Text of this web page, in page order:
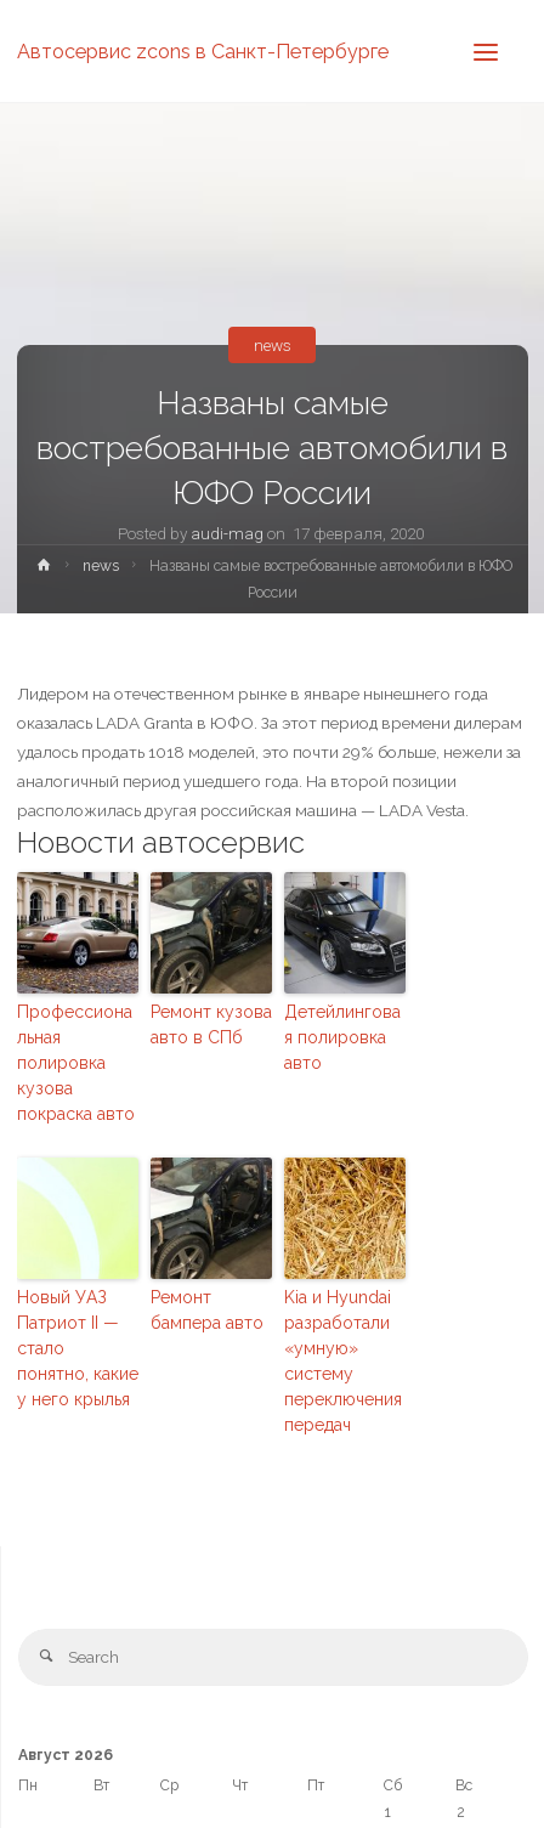
Автосервис zcons в Санкт-Петербурге
Названы самые
востребованные автомобили в
ЮФО России
Posted by audi-mag on 17 февраля, 2020
news
news
Названы самые востребованные автомобили в ЮФО
России
Лидером на отечественном рынке в январе нынешнего года
оказалась LADA Granta в ЮФО. За этот период времени дилерам
удалось продать 1018 моделей, это почти 29% больше, нежели за
аналогичный период ушедшего года. На второй позиции
расположилась другая российская машина — LADA Vesta.
Новости автосервис
Профессиона
льная
полировка
кузова
покраска авто
Ремонт кузова
авто в СПб
Детейлингова
я полировка
авто
Новый УАЗ
Патриот II —
стало
понятно, какие
у него крылья
Ремонт
бампера авто
Kia и Hyundai
разработали
«умную»
систему
переключения
передач
Август 2026
Пн
Вт Ср Чт Пт Сб
Вс
1
2